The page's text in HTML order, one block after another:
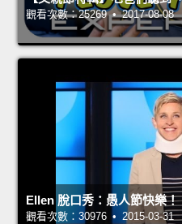
觀看次數：25269 • 2017-08-08
Ellen 脫口秀：愚人節快樂！
觀看次數：30976 • 2015-03-31